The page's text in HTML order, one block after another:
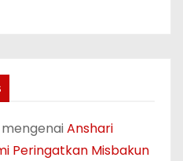
mengenaiAnshari
Peringatkan Misbakun